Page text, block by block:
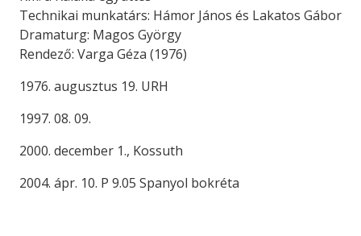
Technikai munkatárs: Hámor János és Lakatos Gábor
Dramaturg: Magos György
Rendező: Varga Géza (1976)
1976. augusztus 19. URH
1997. 08. 09.
2000. december 1., Kossuth
2004. ápr. 10. P 9.05 Spanyol bokréta